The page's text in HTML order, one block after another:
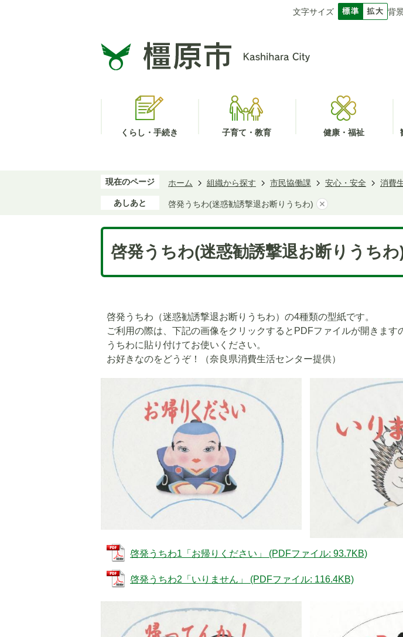
文字サイズ 背
くらし・手続き 子育て・教育 健康・福祉
現在のページ ホーム 組織から探す 市民協働課 安心・安全 消費
あしあと 啓発うちわ(迷惑勧誘撃退お断りうちわ)
啓発うちわ(迷惑勧誘撃退お断りうちわ
啓発うちわ（迷惑勧誘撃退お断りうちわ）の4種類の型紙です。
ご利用の際は、下記の画像をクリックするとPDFファイルが開きます
うちわに貼り付けてお使いください。
お好きなのをどうぞ！（奈良県消費生活センター提供）
啓発うちわ1「お帰りください」 (PDFファイル: 93.7KB)
啓発うちわ2「いりません」 (PDFファイル: 116.4KB)